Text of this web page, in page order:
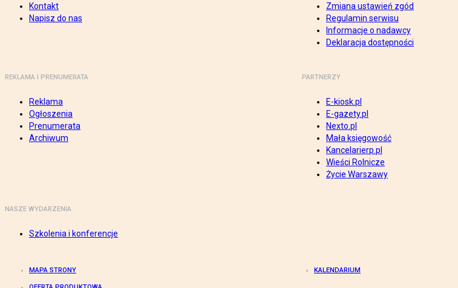
Kontakt
Napisz do nas
Zmiana ustawień zgód
Regulamin serwisu
Informacje o nadawcy
Deklaracja dostępności
REKLAMA I PRENUMERATA
Reklama
Ogłoszenia
Prenumerata
Archiwum
PARTNERZY
E-kiosk.pl
E-gazety.pl
Nexto.pl
Mała księgowość
Kancelarierp.pl
Wieści Rolnicze
Życie Warszawy
NASZE WYDARZENIA
Szkolenia i konferencje
MAPA STRONY KALENDARIUM